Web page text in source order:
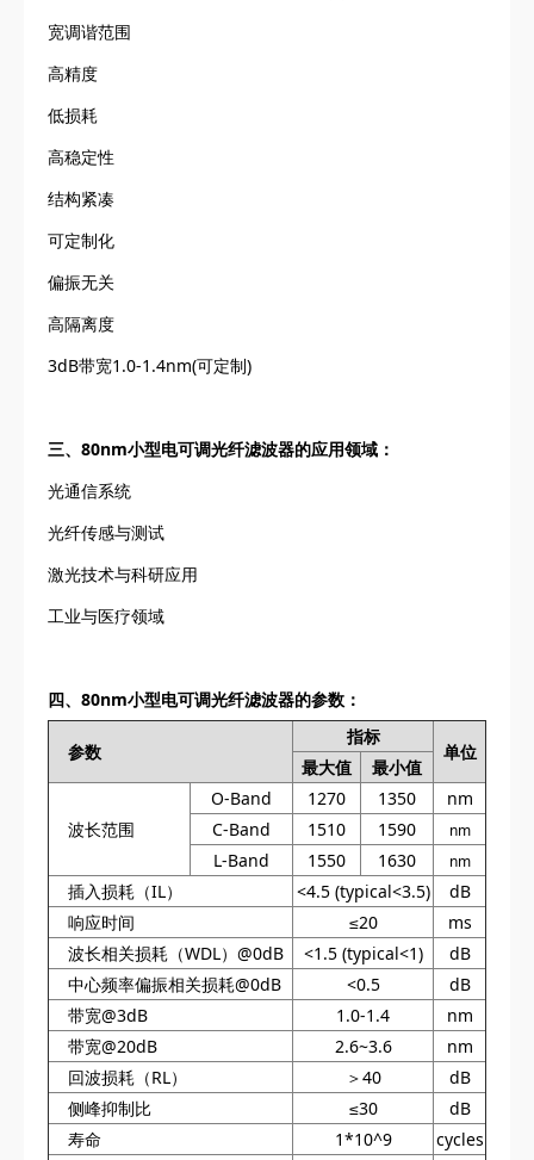
宽调谐范围
高精度
低损耗
高稳定性
结构紧凑
可定制化
偏振无关
高隔离度
3dB带宽1.0-1.4nm(可定制)
三、80nm小型电可调光纤滤波器的应用领域：
光通信系统
光纤传感与测试
激光技术与科研应用
工业与医疗领域
四、80nm小型电可调光纤滤波器的参数：
参数
指标
单位
最大值 最小值
波长范围
O-Band 1270 1350
nm
C-Band
1510 1590 nm
L-Band 1550 1630 nm
插入损耗（IL） <4.5 (typical<3.5)
dB
响应时间
≤20
ms
波长相关损耗（WDL）@0dB
<1.5 (typical<1)
dB
中心频率偏振相关损耗@0dB
<0.5
dB
带宽@3dB
1.0-1.4
nm
带宽@20dB
2.6~3.6
nm
回波损耗（RL）
＞40
dB
侧峰抑制比
≤30
dB
寿命
1*10^9
cycles